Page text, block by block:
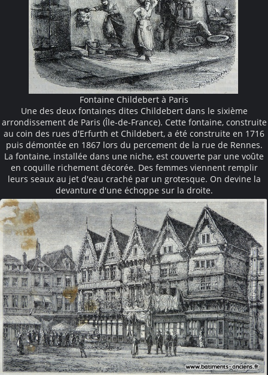
Fontaine Childebert à Paris
Une des deux fontaines dites Childebert dans le sixième
arrondissement de Paris (Île-de-France). Cette fontaine, construite
au coin des rues d'Erfurth et Childebert, a été construite en 1716
puis démontée en 1867 lors du percement de la rue de Rennes.
La fontaine, installée dans une niche, est couverte par une voûte
en coquille richement décorée. Des femmes viennent remplir
leurs seaux au jet d'eau craché par un grotesque. On devine la
devanture d'une échoppe sur la droite.